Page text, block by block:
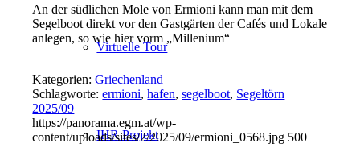
Virtuelle Tour
IHR Projekt
An der südlichen Mole von Ermioni kann man mit dem
Segelboot direkt vor den Gastgärten der Cafés und Lokale
anlegen, so wie hier vorm „Millenium“
Kategorien:Griechenland
Schlagworte:ermioni,hafen,segelboot, Segeltörn
2025/09
https://panorama.egm.at/wp-
content/uploads/sites/2/2025/09/ermioni_0568.jpg 500